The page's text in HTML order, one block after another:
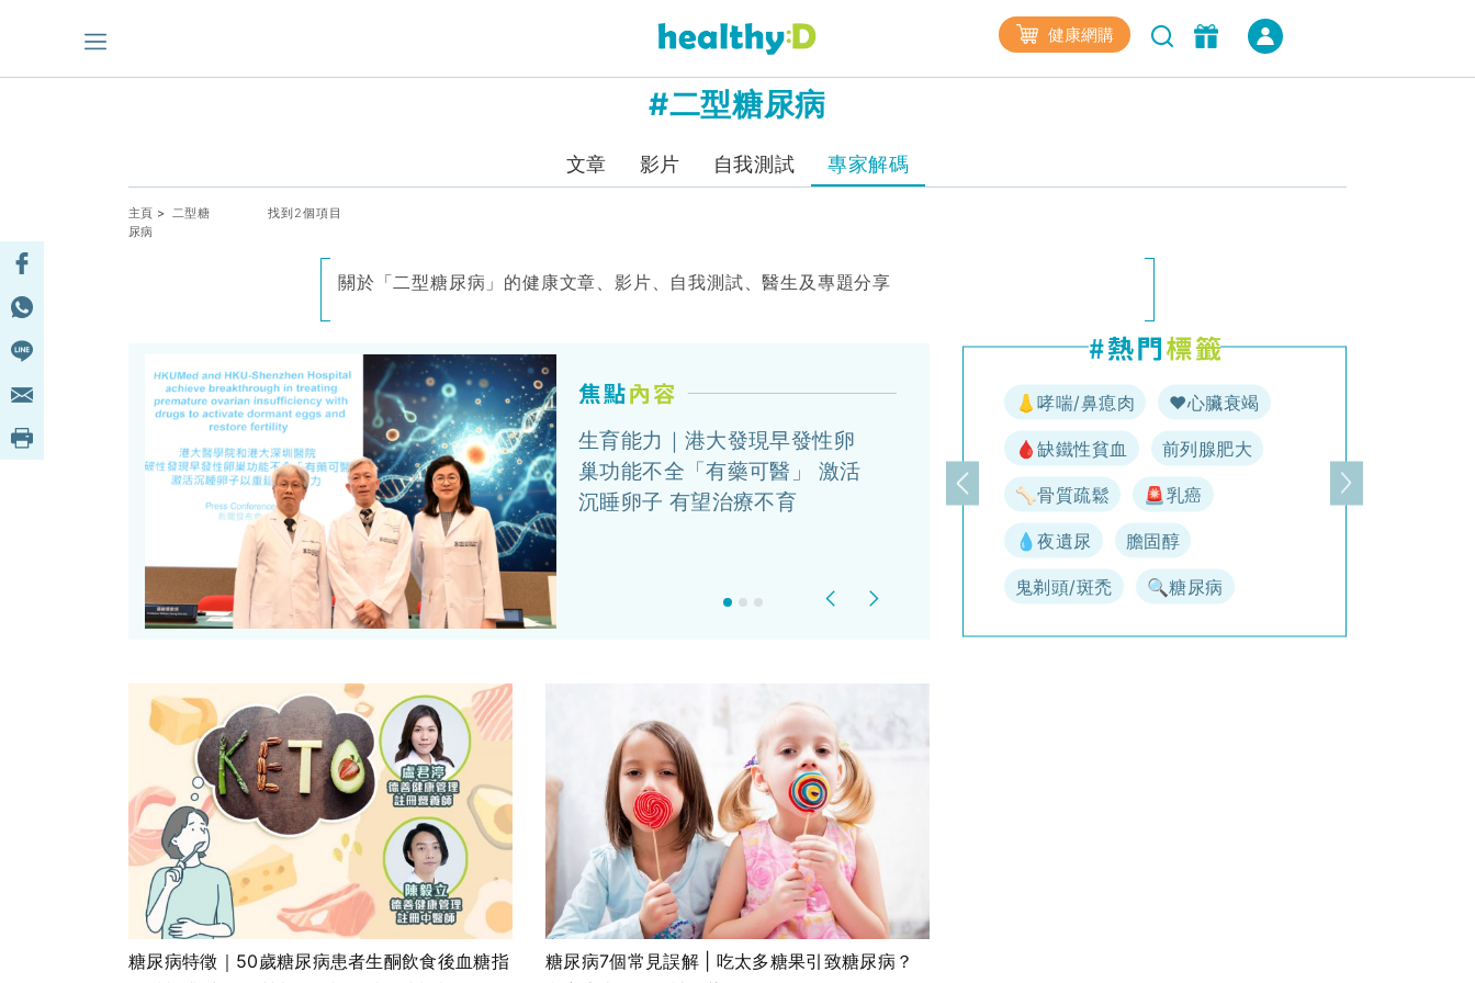
健康網購
#二型糖尿病
文章 影片 自我測試 專家解碼
主頁 > 二型糖
尿病
找到2個項目
關於「二型糖尿病」的健康文章、影片、自我測試、醫生及專題分享
生育能力｜港大發現早發性卵
巢功能不全「有藥可醫」 激活
沉睡卵子 有望治療不育
Previous
上一頁
👃哮喘/鼻瘜肉 ♥️心臟衰竭
🩸缺鐵性貧血 前列腺肥大
🦴骨質疏鬆 🚨乳癌
💧夜遺尿 膽固醇
鬼剃頭/斑禿 🔍糖尿病
下一頁
糖尿病特徵｜50歲糖尿病患者生酮飲食後血糖指
糖尿病7個常見誤解 | 吃太多糖果引致糖尿病？